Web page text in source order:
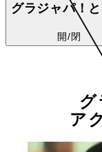
グラジャパ！と
開/閉
ア